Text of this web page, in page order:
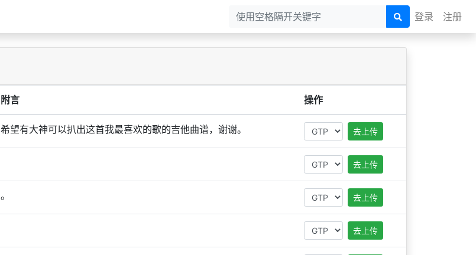
登录 注册
附言 操作
希望有大神可以扒出这首我最喜欢的歌的吉他曲谱，谢谢。 去上传
去上传
。 去上传
去上传